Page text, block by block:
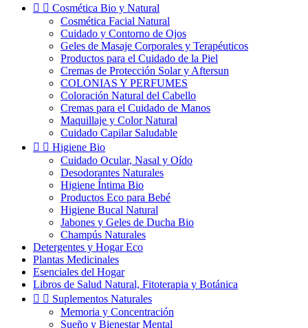
  Cosmética Bio y Natural
Cosmética Facial Natural
Cuidado y Contorno de Ojos
Geles de Masaje Corporales y Terapéuticos
Productos para el Cuidado de la Piel
Cremas de Protección Solar y Aftersun
COLONIAS Y PERFUMES
Coloración Natural del Cabello
Cremas para el Cuidado de Manos
Maquillaje y Color Natural
Cuidado Capilar Saludable
  Higiene Bio
Cuidado Ocular, Nasal y Oído
Desodorantes Naturales
Higiene Íntima Bio
Productos Eco para Bebé
Higiene Bucal Natural
Jabones y Geles de Ducha Bio
Champús Naturales
Detergentes y Hogar Eco
Plantas Medicinales
Esenciales del Hogar
Libros de Salud Natural, Fitoterapia y Botánica
  Suplementos Naturales
Memoria y Concentración
Sueño y Bienestar Mental